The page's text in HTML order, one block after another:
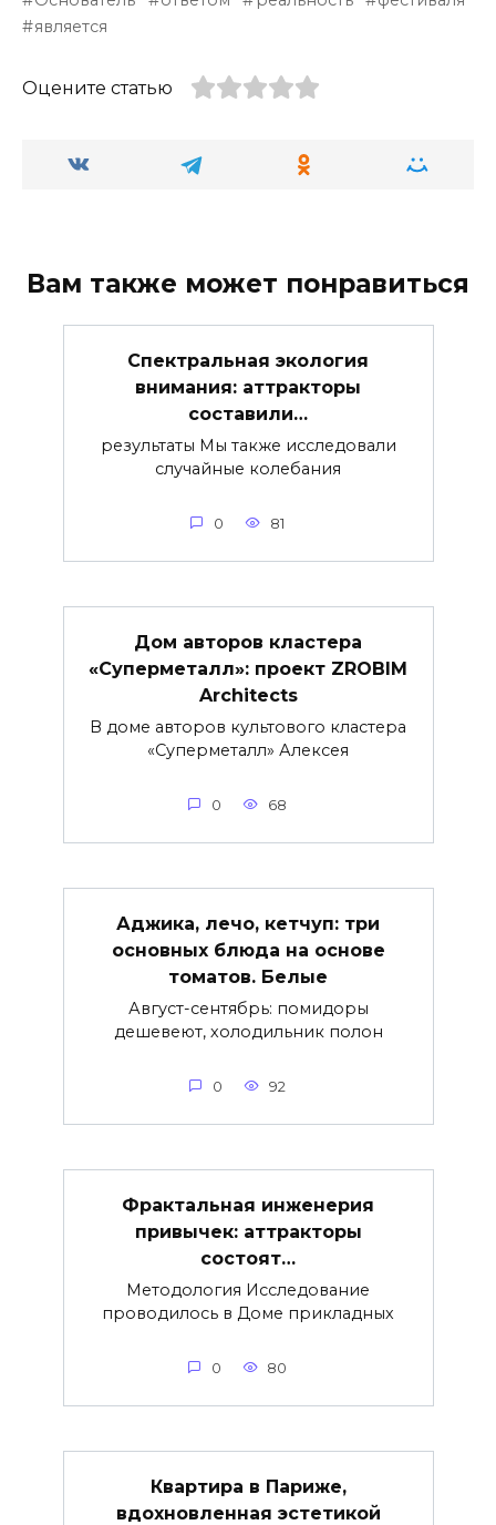
является
Оцените статью
Вам также может понравиться
Спектральная экология
внимания: аттракторы
составили…
результаты Мы также исследовали
случайные колебания
0 81
Дом авторов кластера
«Суперметалл»: проект ZROBIM
Architects
В доме авторов культового кластера
«Суперметалл» Алексея
0 68
Аджика, лечо, кетчуп: три
основных блюда на основе
томатов. Белые
Август-сентябрь: помидоры
дешевеют, холодильник полон
0 92
Фрактальная инженерия
привычек: аттракторы
состоят…
Методология Исследование
проводилось в Доме прикладных
0 80
Квартира в Париже,
вдохновленная эстетикой